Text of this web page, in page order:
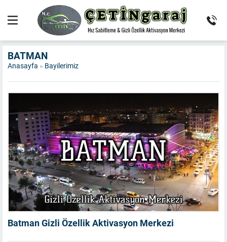
BATMAN
Anasayfa » Bayilerimiz
Batman Gizli Özellik Aktivasyon Merkezi